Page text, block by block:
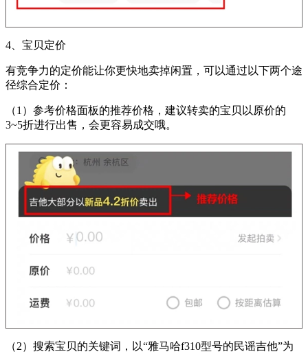
4、宝贝定价
有竞争力的定价能让你更快地卖掉闲置，可以通过以下两个途
径综合定价：
（1）参考价格面板的推荐价格，建议转卖的宝贝以原价的
3~5折进行出售，会更容易成交哦。
（2）搜索宝贝的关键词，以“雅马哈f310型号的民谣吉他”为